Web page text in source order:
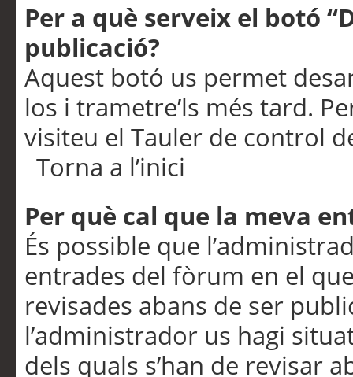
Per a què serveix el botó
publicació?
Aquest botó us permet
los i trametre’ls més tard.
visiteu el Tauler de control
Torna a l’inici
Per què cal que la meva
És possible que
entrades del fòrum en el
revisades abans de ser
l’administrador us hagi
dels quals s’han de revisar